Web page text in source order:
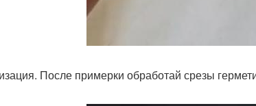
После примерки обработай срезы